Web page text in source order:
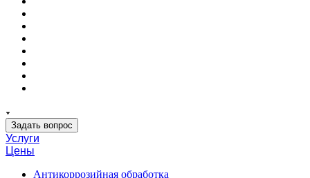
Задать вопрос
Услуги
Цены
Антикоррозийная обработка